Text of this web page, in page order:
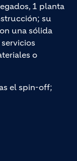
1 planta
su
una sólida
o
el spin-off;